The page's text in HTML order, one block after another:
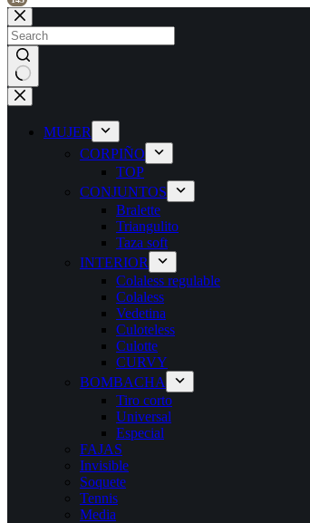
Skip
to
content
No
results
MUJER
CORPIÑO
TOP
CONJUNTOS
Bralette
Triangulito
Taza soft
INTERIOR
Colaless regulable
Colaless
Vedetina
Culoteless
Culotte
CURVY
BOMBACHA
Tiro corto
Universal
Especial
FAJAS
Invisible
Soquete
Tennis
Media